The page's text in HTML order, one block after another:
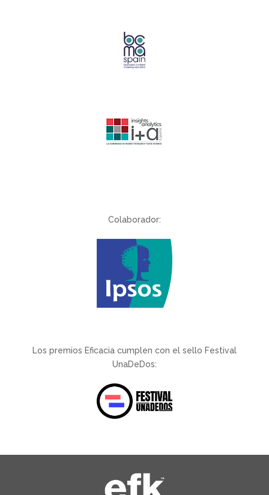
Colaborador:
Los premios Eficacia cumplen con el sello Festival
UnaDeDos: